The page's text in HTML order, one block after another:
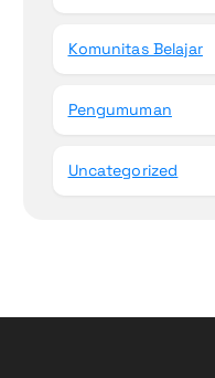
Komunitas Belajar
Pengumuman
Uncategorized